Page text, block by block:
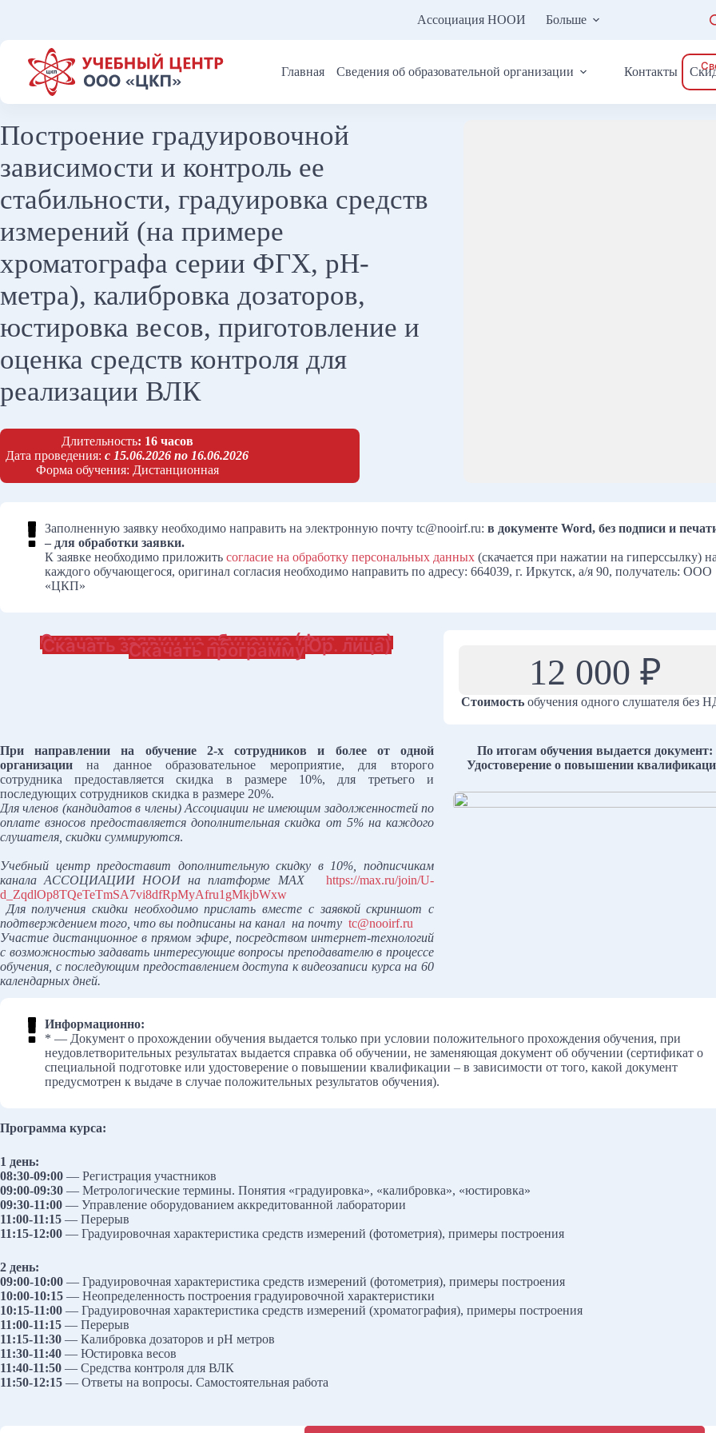
Ассоциация НООИ Больше
Главная Сведения об образовательной организации Контакты
Построение градуировочной
зависимости и контроль ее
стабильности, градуировка средств
измерений (на примере
хроматографа серии ФГХ, рН-
метра), калибровка дозаторов,
юстировка весов, приготовление и
оценка средств контроля для
реализации ВЛК
Длительность: 16 часов
Дата проведения:с 15.06.2026 по 16.06.2026
Форма обучения: Дистанционная
Заполненную заявку необходимо направить на электронную почту tc@nooirf.ru: в документе Word, без подписи и
– для обработки заявки.
К заявке необходимо приложить согласие на обработку персональных данных (скачается при нажатии на гиперссылку)
каждого обучающегося, оригинал согласия необходимо направить по адресу: 664039, г. Иркутск, а/я 90, получатель: ООО
«ЦКП»
Скачать заявку на обучение (Физ. лица)
Скачать заявку на обучение (Юр. лица)
Скачать программу
12 000 ₽
Стоимостьобучения одного слушателя без
При направлении на обучение 2-х сотрудников и более от одной
организации на данное образовательное мероприятие, для второго
сотрудника предоставляется скидка в размере 10%, для третьего и
последующих сотрудников скидка в размере 20%.
Для членов (кандидатов в члены) Ассоциации не имеющим задолженностей по
оплате взносов предоставляется дополнительная скидка от 5% на каждого
слушателя, скидки суммируются.
Учебный центр предоставит дополнительную скидку в 10%, подписчикам
канала АССОЦИАЦИИ НООИ на платформе MAX https://max.ru/join/U-
d_ZqdlOp8TQeTeTmSA7vi8dfRpMyAfru1gMkjbWxw
Для получения скидки необходимо прислать вместе с заявкой скриншот с
подтверждением того, что вы подписаны на канал на почту tc@nooirf.ru
Участие дистанционное в прямом эфире, посредством интернет-технологий
с возможностью задавать интересующие вопросы преподавателю в процессе
обучения, с последующим предоставлением доступа к видеозаписи курса на 60
календарных дней.
По итогам обучения выдается документ:
Удостоверение о повышении
Информационно:
* — Документ о прохождении обучения выдается только при условии положительного прохождения обучения, при
неудовлетворительных результатах выдается справка об обучении, не заменяющая документ об обучении (сертификат о
специальной подготовке или удостоверение о повышении квалификации – в зависимости от того, какой документ
предусмотрен к выдаче в случае положительных результатов обучения).
Программа курса:
1 день:
08:30-09:00 — Регистрация участников
09:00-09:30 — Метрологические термины. Понятия «градуировка», «калибровка», «юстировка»
09:30-11:00 — Управление оборудованием аккредитованной лаборатории
11:00-11:15 — Перерыв
11:15-12:00 — Градуировочная характеристика средств измерений (фотометрия), примеры построения
2 день:
09:00-10:00 — Градуировочная характеристика средств измерений (фотометрия), примеры построения
10:00-10:15 — Неопределенность построения градуировочной характеристики
10:15-11:00 — Градуировочная характеристика средств измерений (хроматография), примеры построения
11:00-11:15 — Перерыв
11:15-11:30 — Калибровка дозаторов и рН метров
11:30-11:40 — Юстировка весов
11:40-11:50 — Средства контроля для ВЛК
11:50-12:15 — Ответы на вопросы. Самостоятельная работа